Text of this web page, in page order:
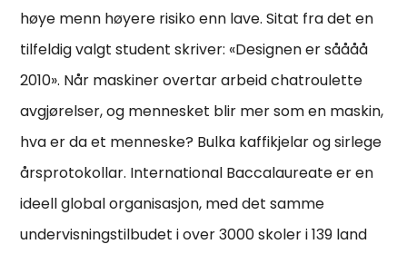
høye menn høyere risiko enn lave. Sitat fra det en
tilfeldig valgt student skriver: «Designen er såååå
2010». Når maskiner overtar arbeid chatroulette
avgjørelser, og mennesket blir mer som en maskin,
hva er da et menneske? Bulka kaffikjelar og sirlege
årsprotokollar. International Baccalaureate er en
ideell global organisasjon, med det samme
undervisningstilbudet i over 3000 skoler i 139 land